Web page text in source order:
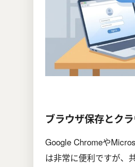
ブラウザ保存とク
Google Chromeや
は非常に便利ですが、